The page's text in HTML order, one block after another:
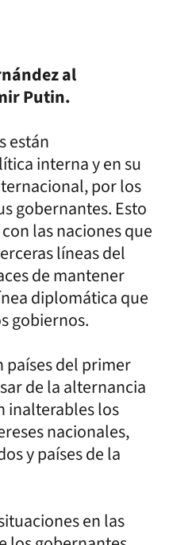
al
Putin.
están
interna y en su
por los
gobernantes. Esto
las naciones que
líneas del
de mantener
diplomática que
gobiernos.
países del primer
de la alternancia
inalterables los
nacionales,
y países de la
en las